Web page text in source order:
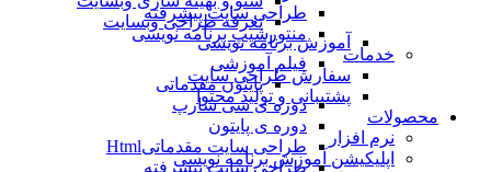
طراحی سایت پیشرفته
منتورشیپ برنامه نویسی
خدمات
سفارش طراحی سایت
پشتیبانی و تولید محتوا
محصولات
نرم افزار
اپلیکیشن آموزش برنامه نویسی
تعرفه طراحی وبسایت
آموزش برنامه نویسی
فیلم آموزشی
پایتون مقدماتی
دوره ی سی شارپ
دوره ی پایتون
طراحی سایت مقدماتیHtml
طراحی سایت پیشرفته